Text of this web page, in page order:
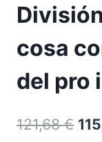
cosa
del pro
121,68€ El